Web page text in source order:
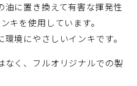
に置き換えて有害な揮発性
キを使用しています。
境にやさしいインキです。
く、フルオリジナルでの製